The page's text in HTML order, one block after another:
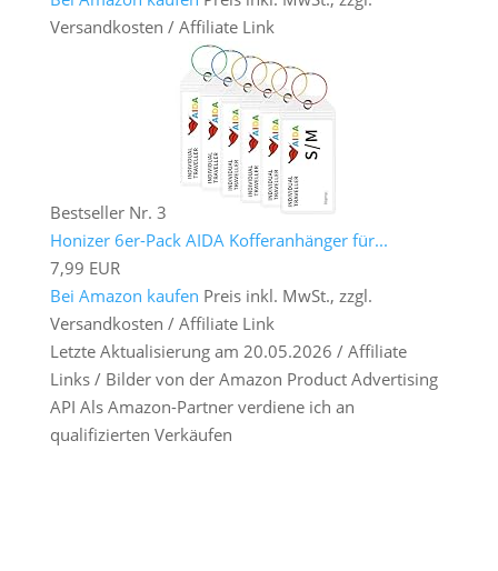
Versandkosten / Affiliate Link
Bestseller Nr. 3
Honizer 6er-Pack AIDA Kofferanhänger für...
7,99 EUR
Bei Amazon kaufen Preis inkl. MwSt., zzgl.
Versandkosten / Affiliate Link
Letzte Aktualisierung am 20.05.2026 / Affiliate
Links / Bilder von der Amazon Product Advertising
API Als Amazon-Partner verdiene ich an
qualifizierten Verkäufen